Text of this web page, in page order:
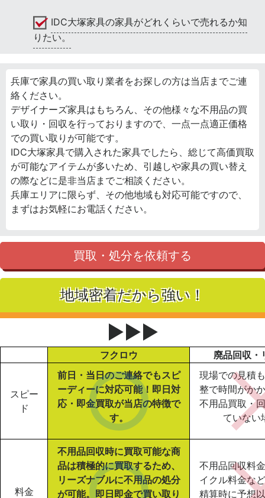
IDC大塚家具の家具がどれくらいで売れるか知
りたい。
兵庫で家具の買い取り業者をお探しの方は当店までご連
絡ください。
デザイナーズ家具はもちろん、その他様々な不用品の買
い取り・回収を行っておりますので、一点一点適正価格
での買い取りが可能です。
IDC大塚家具で購入された家具でしたら、総じて高価買取
が可能なアイテムが多いため、引越しや家具の買い替え
の際などに是非当店までご相談ください。
兵庫エリアに限らず、その他地域も対応可能ですので、
まずはお気軽にお電話ください。
買取・処分を依頼する
地域密着だから強い！
▶▶▶
フクロウ 廃品回収・
スピー
ド
前日・当日のご連絡でもスピ
ーディーに対応可能！即日対
応・即金買取が当店の特徴で
す。
現場での見積
整で時間がか
不用品買取・
ていない
料金
不用品回収時に買取可能な商
品は積極的に買取するため、
リーズナブルに不用品の処分
が可能。即日即金で買い取り
不用品回収料
イクル料金な
精算時に予想